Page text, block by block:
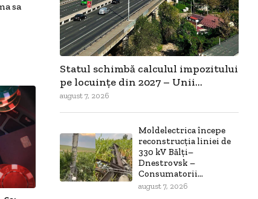
sa
Statul schimbă calculul impozitului
pe locuințe din 2027 – Unii...
august 7, 2026
Moldelectrica începe
reconstrucția liniei de
330 kV Bălți–
Dnestrovsk –
Consumatorii...
august 7, 2026